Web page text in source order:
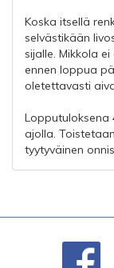
Koska itsellä
selvästikään
sijalle. Mikkola
ennen loppua
oletettavasti
Lopputuloksena
ajolla.
tyytyväinen